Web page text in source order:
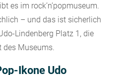
es im rock’n’popmuseum.
– und das ist sicherlich
Lindenberg Platz 1, die
des Museums.
Ikone Udo